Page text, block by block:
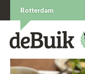
Rotterdam